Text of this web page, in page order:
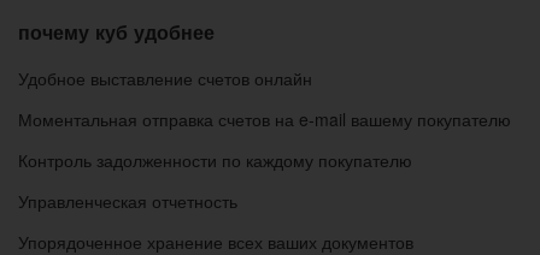
почему куб удобнее
Удобное выставление счетов онлайн
Моментальная отправка счетов на e-mail вашему покупателю
Контроль задолженности по каждому покупателю
Управленческая отчетность
Упорядоченное хранение всех ваших документов